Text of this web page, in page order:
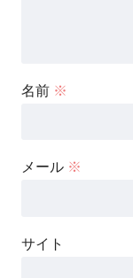
名前 ※
メール ※
サイト